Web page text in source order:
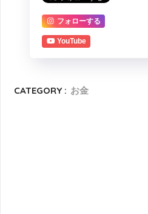
フォローする
YouTube
CATEGORY : お金